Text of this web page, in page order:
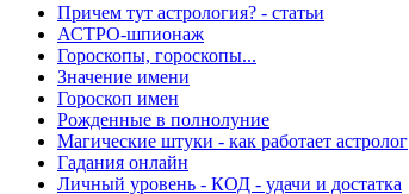
Причем тут астрология? - статьи
АСТРО-шпионаж
Гороскопы, гороскопы...
Значение имени
Гороскоп имен
Рожденные в полнолуние
Магические штуки - как работает астролог
Гадания онлайн
Личный уровень - КОД - удачи и достатка